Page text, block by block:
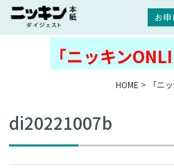
お申
「ニッキン
HOME > 「ニ
di20221007b